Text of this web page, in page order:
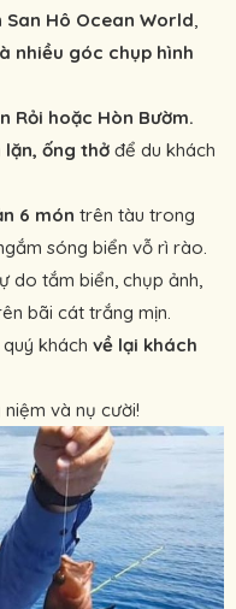
San Hô Ocean World
nhiều góc chụp hình
Rỏi hoặc Hòn Bườm.
lặn, ống thở để du khách
6 món trên tàu trong
sóng biển vỗ rì rào.
do tắm biển, chụp ảnh,
bãi cát trắng mịn.
khách về lại khách
và nụ cười!